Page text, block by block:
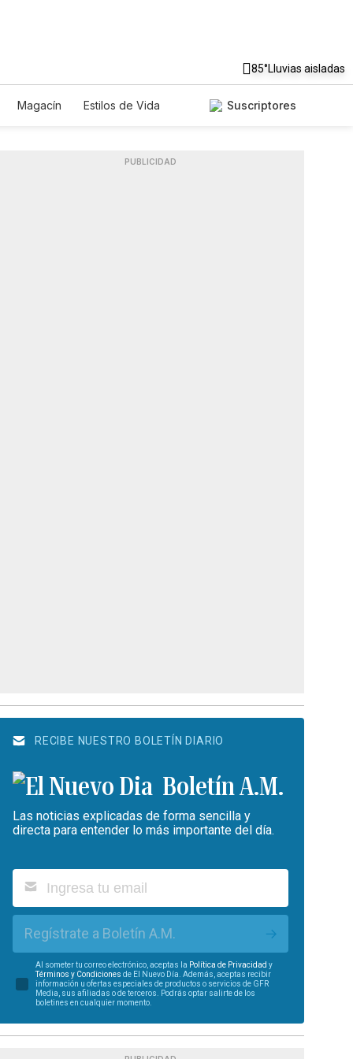
85°Lluvias aisladas
Magacín
Estilos de Vida
Suscriptores
PUBLICIDAD
RECIBE NUESTRO BOLETÍN DIARIO
Boletín A.M.
Las noticias explicadas de forma sencilla y
directa para entender lo más importante del día.
Regístrate a Boletín A.M.
Al someter tu correo electrónico, aceptas la Política de Privacidad y
Términos y Condiciones de El Nuevo Día. Además, aceptas recibir
información u ofertas especiales de productos o servicios de GFR
Media, sus afiliadas o de terceros. Podrás optar salirte de los
boletines en cualquier momento.